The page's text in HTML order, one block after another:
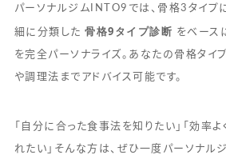
パーソナルジムINTO9では、骨格3タイプ
細に分類した骨格9タイプ診断 をベース
を完全パーソナライズ。あなたの骨格タイ
や調理法までアドバイス可能です。
「自分に合った食事法を知りたい」「効率
れたい」そんな方は、ぜひ一度パーソナル